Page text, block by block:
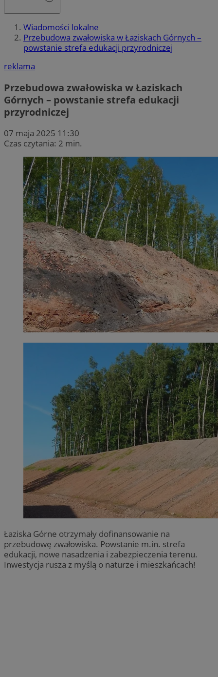
Wiadomości lokalne
Przebudowa zwałowiska w Łaziskach Górnych –
powstanie strefa edukacji przyrodniczej
reklama
Przebudowa zwałowiska w Łaziskach
Górnych – powstanie strefa edukacji
przyrodniczej
07 maja 2025 11:30
Czas czytania: 2 min.
Łaziska Górne otrzymały dofinansowanie na
przebudowę zwałowiska. Powstanie m.in. strefa
edukacji, nowe nasadzenia i zabezpieczenia terenu.
Inwestycja rusza z myślą o naturze i mieszkańcach!